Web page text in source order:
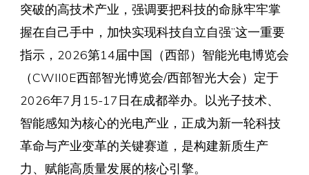
突破的高技术产业，强调要把科技的命脉牢牢掌
握在自己手中，加快实现科技自立自强”这一重要
指示，2026第14届中国（西部）智能光电博览会
（CWII0E西部智光博览会/西部智光大会）定于
2026年7月15-17日在成都举办。以光子技术、
智能感知为核心的光电产业，正成为新一轮科技
革命与产业变革的关键赛道，是构建新质生产
力、赋能高质量发展的核心引擎。